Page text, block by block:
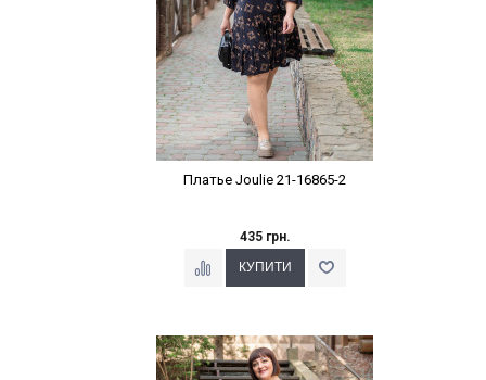
Платье Joulie 21-16865-2
435 грн.
Наклейки Варіант з %